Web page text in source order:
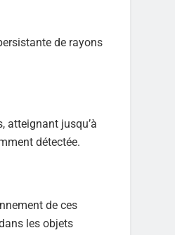
de rayons
atteignant jusqu’à
détectée.
de ces
les objets